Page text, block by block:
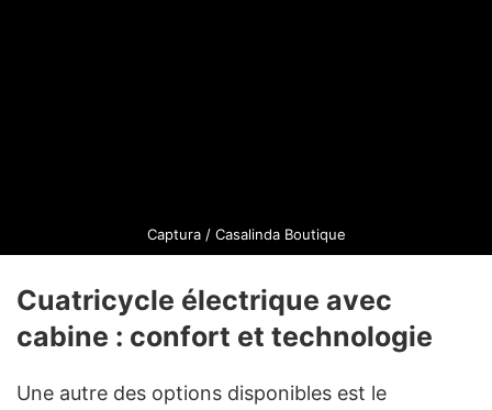
Captura / Casalinda Boutique
Cuatricycle électrique avec
cabine : confort et technologie
Une autre des options disponibles est le